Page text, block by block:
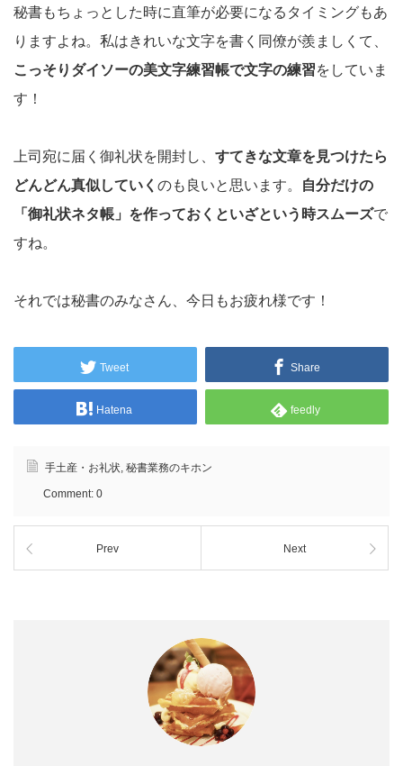
秘書もちょっとした時に直筆が必要になるタイミングもあ
りますよね。私はきれいな文字を書く同僚が羨ましくて、
こっそりダイソーの美文字練習帳で文字の練習をしていま
す！
上司宛に届く御礼状を開封し、 すてきな文章を見つけたら
どんどん真似していく のも良いと思います。
自分だけの
「御礼状ネタ帳」を作っておくといざという時スムーズで
すね。
それでは秘書のみなさん、今日もお疲れ様です！
Tweet Share
Hatena feedly
手土産・お礼状, 秘書業務のキホン
Comment: 0
Prev Next